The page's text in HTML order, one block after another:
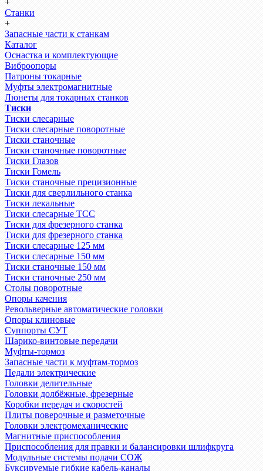
+
Станки
+
Запасные части к станкам
Каталог
Оснастка и комплектующие
Виброопоры
Патроны токарные
Муфты электромагнитные
Люнеты для токарных станков
Тиски
Тиски слесарные
Тиски слесарные поворотные
Тиски станочные
Тиски станочные поворотные
Тиски Глазов
Тиски Гомель
Тиски станочные прецизионные
Тиски для сверлильного станка
Тиски лекальные
Тиски слесарные ТСС
Тиски для фрезерного станка
Тиски для фрезерного станка
Тиски слесарные 125 мм
Тиски слесарные 150 мм
Тиски станочные 150 мм
Тиски станочные 250 мм
Столы поворотные
Опоры качения
Револьверные автоматические головки
Опоры клиновые
Суппорты СУТ
Шарико-винтовые передачи
Муфты-тормоз
Запасные части к муфтам-тормоз
Педали электрические
Головки делительные
Головки долбёжные, фрезерные
Коробки передач и скоростей
Плиты поверочные и разметочные
Головки электромеханические
Магнитные приспособления
Приспособления для правки и балансировки шлифкруга
Модульные системы подачи СОЖ
Буксируемые гибкие кабель-каналы